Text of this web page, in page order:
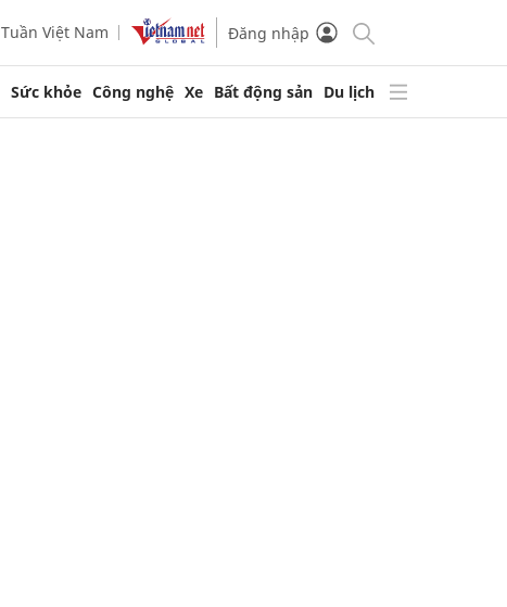
Tuần Việt Nam Đăng nhập
Sức khỏe Công nghệ Xe Bất động sản Du lịch